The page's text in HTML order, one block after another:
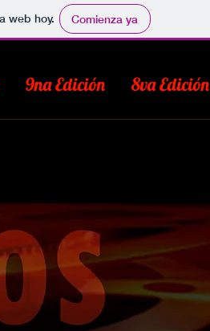
web hoy. Comienza ya
9na Edición 8va Edición